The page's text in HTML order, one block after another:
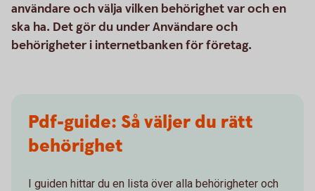
användare och välja vilken behörighet var och en
ska ha. Det gör du under Användare och
behörigheter i internetbanken för företag.
Pdf-guide: Så väljer du rätt
behörighet
I guiden hittar du en lista över alla behörigheter och